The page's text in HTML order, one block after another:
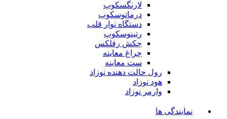
لارنگسکوپ
درماتوسکوپ
دستگاه نوار قلب
رتینوسکوپ
چکش رفلکس
چراغ معاینه
ست معاینه
رول حالت دهنده نوزاد
هود نوزاد
وارمر نوزاد
نمایندگی ها